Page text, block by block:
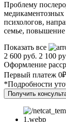
Проблему
медикаментозных
психологов,
семье,
Показать все
2 600 руб. 2 100
Оформление
Первый платеж
*Подробности
Получить